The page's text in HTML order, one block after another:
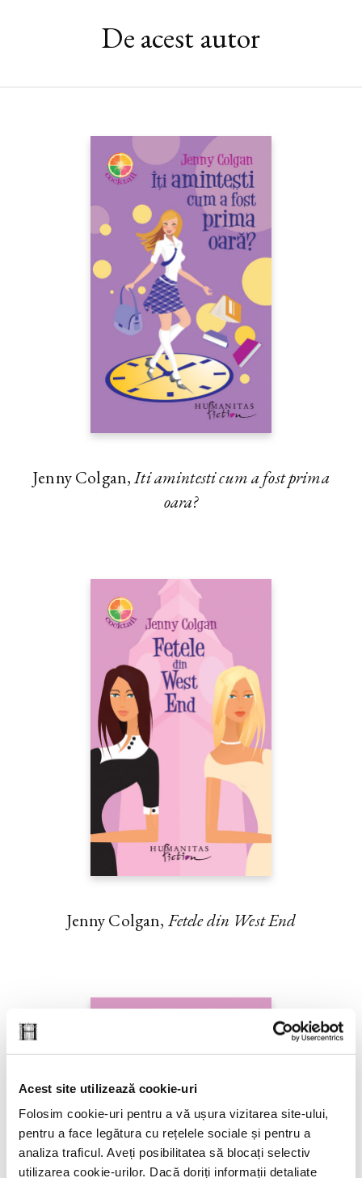
Acest site utilizează cookie-uri
Folosim cookie-uri pentru a vă ușura vizitarea site-ului,
pentru a face legătura cu rețelele sociale și pentru a
analiza traficul. Aveți posibilitatea să blocați selectiv
utilizarea cookie-urilor. Dacă doriți informații detaliate
De acest autor
Jenny Colgan,Iti amintesti cum a fost prima
oara?
Jenny Colgan, Fetele din West End